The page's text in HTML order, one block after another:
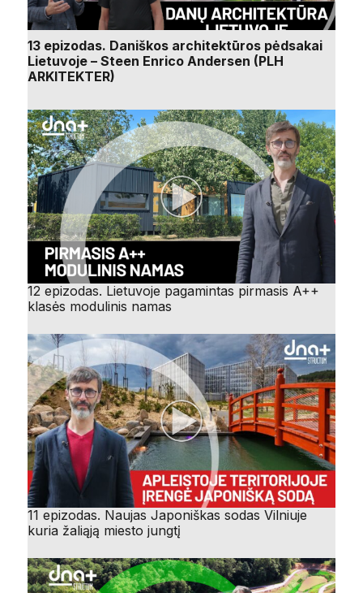
13 epizodas. Daniškos architektūros pėdsakai
Lietuvoje – Steen Enrico Andersen (PLH
ARKITEKTER)
12 epizodas. Lietuvoje pagamintas pirmasis A++
klasės modulinis namas
11 epizodas. Naujas Japoniškas sodas Vilniuje
kuria žaliąją miesto jungtį